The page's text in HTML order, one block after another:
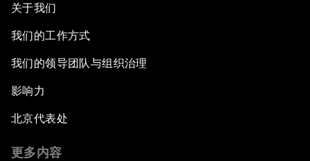
关于我们
我们的工作方式
我们的领导团队与组织治理
影响力
北京代表处
更多内容